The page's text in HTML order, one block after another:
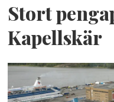
Stort
Kapellskär